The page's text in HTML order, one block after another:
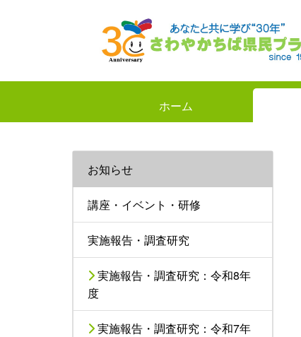
ホーム
お知らせ
講座・イベント・研修
実施報告・調査研究
実施報告・調査研究：令和8年
度
実施報告・調査研究：令和7年